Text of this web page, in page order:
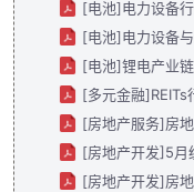
领域，提供系统性
本合集适合关注二级市
快速获取高质量付费信
[电池]电力设备
[电池]电力设备
[电池]锂电产业
[多元金融]REITs
[房地产服务]房
[房地产开发]5月
[房地产开发]房